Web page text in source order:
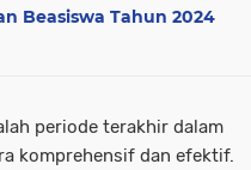
Beasiswa Tahun 2024
periode terakhir dalam
komprehensif dan efektif.